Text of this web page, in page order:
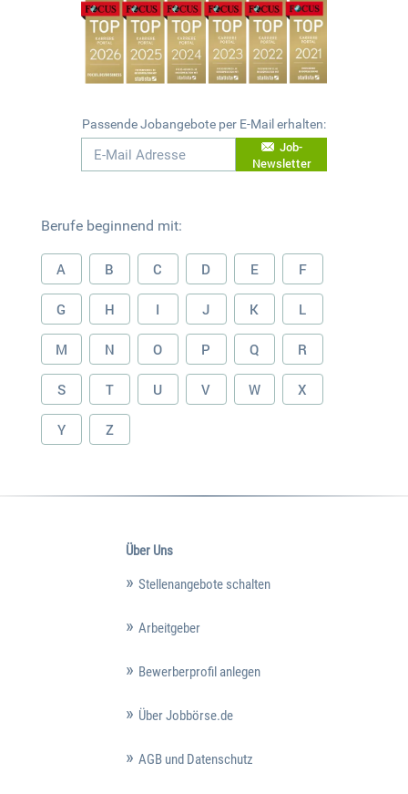
Passende Jobangebote per E-Mail erhalten:
Job-
Newsletter
Berufe beginnend mit:
A B C D E F
G H I J K L
M N O P Q R
S T U V W X
Y Z
Über Uns
Stellenangebote schalten
Arbeitgeber
Bewerberprofil anlegen
Über Jobbörse.de
AGB und Datenschutz